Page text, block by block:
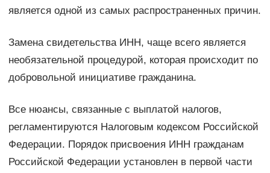
является одной из самых распространенных причин.
Замена свидетельства ИНН, чаще всего является
необязательной процедурой, которая происходит по
добровольной инициативе гражданина.
Все нюансы, связанные с выплатой налогов,
регламентируются Налоговым кодексом Российской
Федерации. Порядок присвоения ИНН гражданам
Российской Федерации установлен в первой части